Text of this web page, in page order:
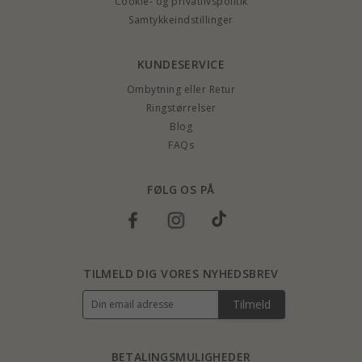
Samtykkeindstillinger
KUNDESERVICE
Ombytning eller Retur
Ringstørrelser
Blog
FAQs
FØLG OS PÅ
BETALINGSMULIGHEDER
TILMELD DIG VORES NYHEDSBREV
Tilmeld